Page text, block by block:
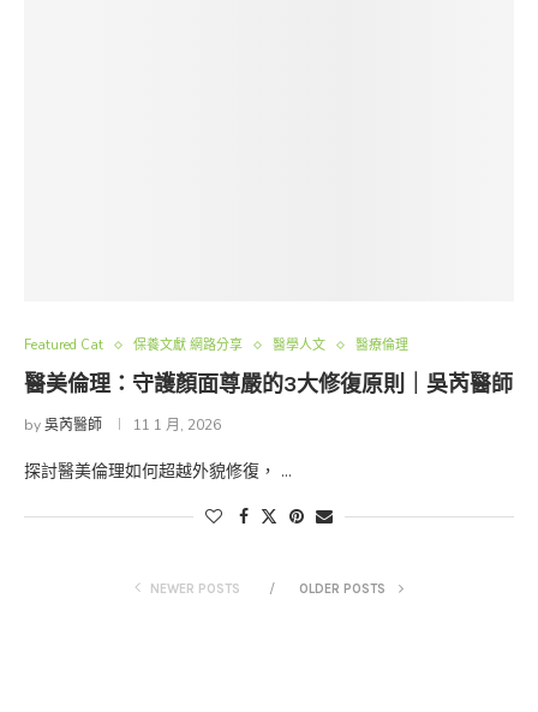
Featured Cat 保養文獻 網路分享 醫學人文 醫療倫理
醫美倫理：守護顏面尊嚴的3大修復原則｜吳芮醫師
by吳芮醫師 11 1 月, 2026
探討醫美倫理如何超越外貌修復， …
NEWER POSTS OLDER POSTS